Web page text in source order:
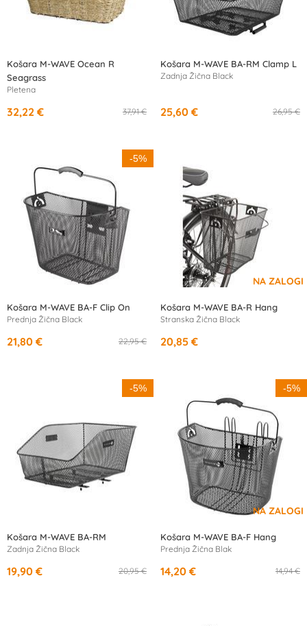
Košara M-WAVE Ocean R
Seagrass
Pletena
37,91 €
32,22 €
Košara M-WAVE BA-RM Clamp L
Zadnja Žična Black
26,95 €
25,60 €
-5%
Košara M-WAVE BA-F Clip On
Prednja Žična Black
22,95 €
21,80 €
Košara M-WAVE BA-R Hang
Stranska Žična Black
20,85 €
-5%
Košara M-WAVE BA-RM
Zadnja Žična Black
20,95 €
19,90 €
-5%
Košara M-WAVE BA-F Hang
Prednja Žična Blak
14,94 €
14,20 €